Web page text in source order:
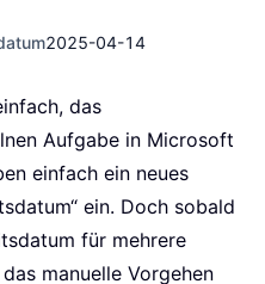
2025-04-14
das
Aufgabe in Microsoft
einfach ein neues
ein. Doch sobald
für mehrere
manuelle Vorgehen